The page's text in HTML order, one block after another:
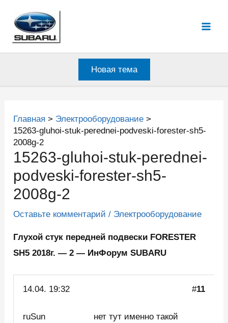
содержимому
Новая тема
Главная
Электрооборудование
15263-gluhoi-stuk-perednei-podveski-forester-sh5-
2008g-2
15263-gluhoi-stuk-perednei-
podveski-forester-sh5-
2008g-2
Оставьте комментарий / Электрооборудование
Глухой стук передней подвески FORESTER
SH5 2018г. — 2 — ИнФорум SUBARU
14.04. 19:32 #11
ruSun
нет тут именно такой